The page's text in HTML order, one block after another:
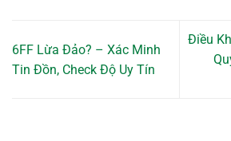
6FF Lừa Đảo? – Xác Minh
Tin Đồn, Check Độ Uy Tín
Điều